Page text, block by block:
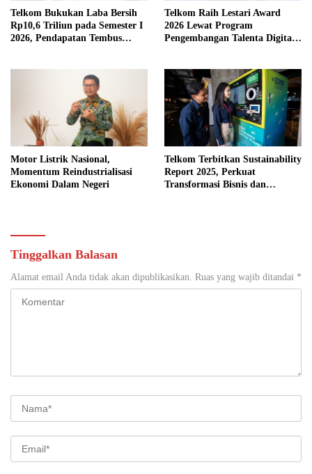
Telkom Bukukan Laba Bersih
Rp10,6 Triliun pada Semester I
2026, Pendapatan Tembus
Telkom Raih Lestari Award
2026 Lewat Program
Pengembangan Talenta Digital
Motor Listrik Nasional,
Momentum Reindustrialisasi
Ekonomi Dalam Negeri
Telkom Terbitkan Sustainability
Report 2025, Perkuat
Transformasi Bisnis dan
Tinggalkan Balasan
Alamat email Anda tidak akan dipublikasikan. Ruas yang wajib ditandai *